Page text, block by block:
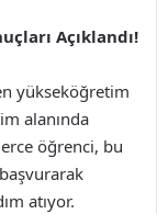
Açıklandı!
yükseköğretim
alanında
öğrenci, bu
atıyor.